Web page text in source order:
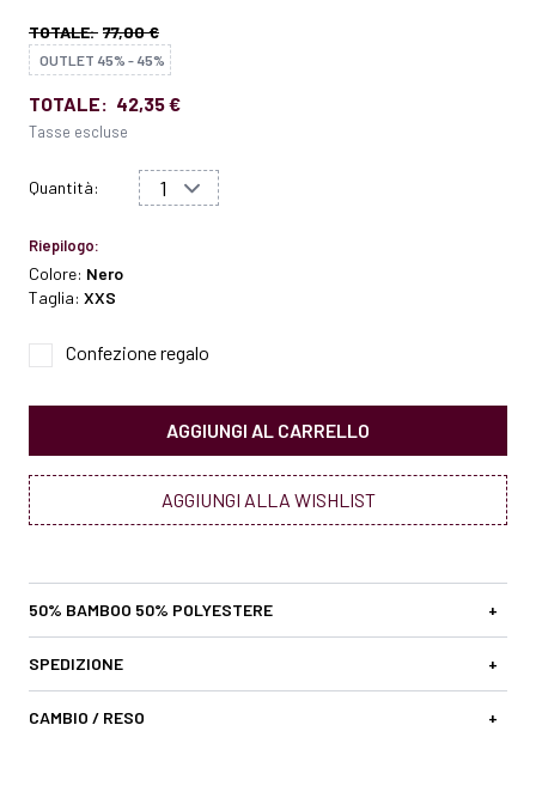
TOTALE: 77,00 €
OUTLET 45% - 45%
TOTALE: 42,35 €
Tasse escluse
Quantità:
Riepilogo:
Colore: Nero
Taglia: XXS
Confezione regalo
AGGIUNGI AL CARRELLO
AGGIUNGI ALLA WISHLIST
50% BAMBOO 50% POLYESTERE +
SPEDIZIONE +
CAMBIO / RESO +